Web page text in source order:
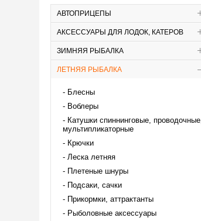
АВТОПРИЦЕПЫ
АКСЕССУАРЫ ДЛЯ ЛОДОК, КАТЕРОВ
ЗИМНЯЯ РЫБАЛКА
ЛЕТНЯЯ РЫБАЛКА
Блесны
Воблеры
Катушки спиннинговые, проводочные,
мультипликаторные
Крючки
Леска летняя
Плетеные шнуры
Подсаки, сачки
Прикормки, аттрактанты
Рыболовные аксессуары